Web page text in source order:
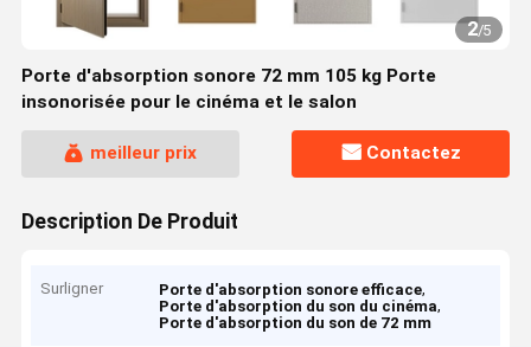
2/5
Porte d'absorption sonore 72 mm 105 kg Porte
insonorisée pour le cinéma et le salon
meilleur prix Contactez
Description De Produit
Surligner Porte d'absorption sonore efficace,
Porte d'absorption du son du cinéma,
Porte d'absorption du son de 72 mm